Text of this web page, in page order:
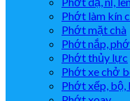
Phớt làm kín
Phớt mặt chà
Phớt nắp,
Phớt thủy lực
Phớt xe chở
Phớt xếp, bộ,